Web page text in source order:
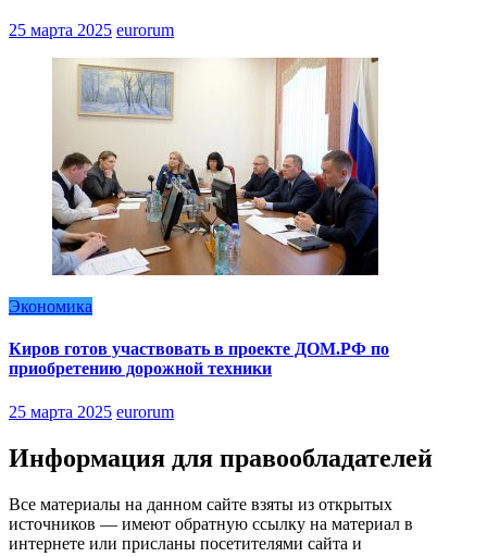
25 марта 2025 eurorum
Экономика
Киров готов участвовать в проекте ДОМ.РФ по
приобретению дорожной техники
25 марта 2025 eurorum
Информация для правообладателей
Все материалы на данном сайте взяты из открытых
источников — имеют обратную ссылку на материал в
интернете или присланы посетителями сайта и